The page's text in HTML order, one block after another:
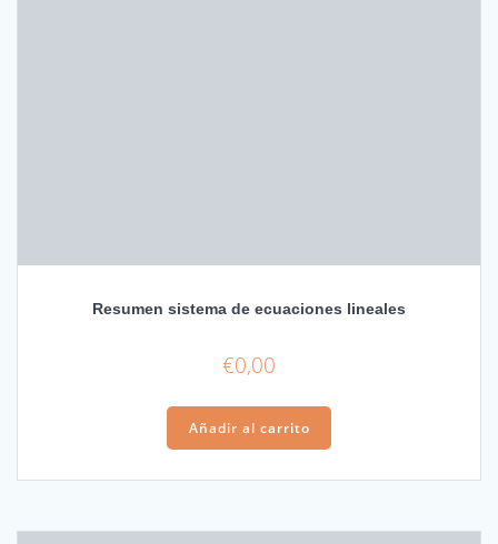
Resumen sistema de ecuaciones lineales
€0,00
Añadir al carrito